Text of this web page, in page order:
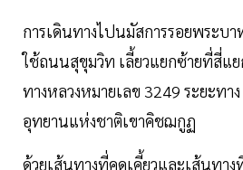
การเดินทางไปนมัสการรอยพระบ
ใช้ถนนสุขุมวิท เลี้ยวแยกซ้ายที่สี่แย
ทางหลวงหมายเลข 3249 ระยะทา
อุทยานแห่งชาติเขาคิชฌกูฏ
ด้วยเส้นทางที่คดเคี้ยวและเส้นทา